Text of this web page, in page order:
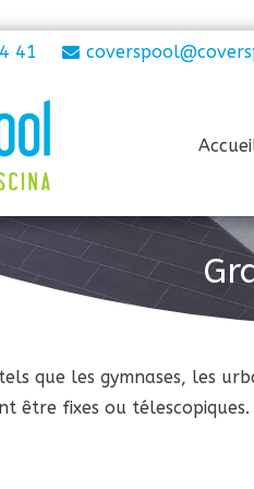
41
que les gymnases, les
être fixes ou télescopiques.